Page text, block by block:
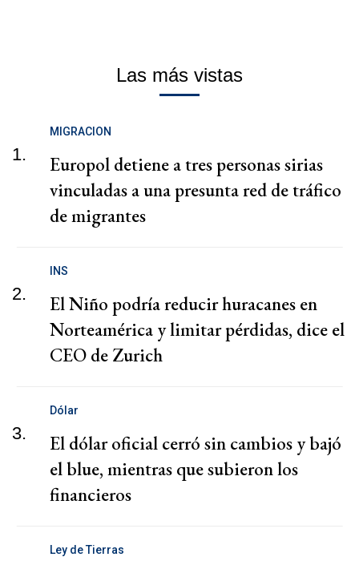
Las más vistas
1.
MIGRACION
Europol detiene a tres personas sirias
vinculadas a una presunta red de tráfico
de migrantes
2.
INS
El Niño podría reducir huracanes en
Norteamérica y limitar pérdidas, dice el
CEO de Zurich
3.
Dólar
El dólar oficial cerró sin cambios y bajó
el blue, mientras que subieron los
financieros
Ley de Tierras